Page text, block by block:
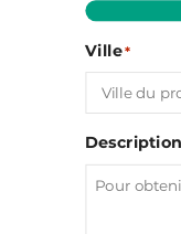
Ville*
Description